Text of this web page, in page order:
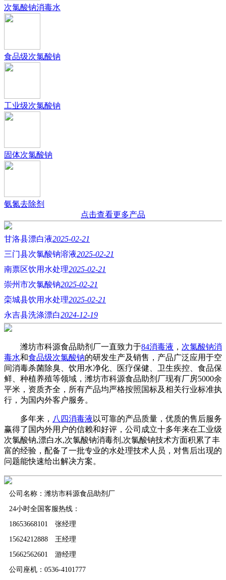
次氯酸钠消毒水
食品级次氯酸钠
工业级次氯酸钠
固体次氯酸钠
氨氮去除剂
点击查看更多产品
甘洛县漂白液2025-02-21
三门县次氯酸钠溶液2025-02-21
南票区饮用水处理2025-02-21
崇州市次氯酸钠2025-02-21
栾城县饮用水处理2025-02-21
永吉县洗涤漂白2024-12-19
潍坊市科源食品助剂厂一直致力于84消毒液 ， 次氯酸钠消
毒水和食品级次氯酸钠的研发生产及销售，产品广泛应用于空
间消毒杀菌除臭、饮用水净化、医疗保健、卫生疾控、食品保
鲜、种植养殖等领域，潍坊市科源食品助剂厂现有厂房5000余
平米，资质齐全，所有产品均严格按照国标及相关行业标准执
行，为国内外客户服务。
多年来， 八四消毒液 以可靠的产品质量，优质的售后服务
赢得了国内外用户的信赖和好评，公司成立十多年来在工业级
次氯酸钠,漂白水,次氯酸钠消毒剂,次氯酸钠技术方面积累了丰
富的经验，配备了一批专业的水处理技术人员，对售后出现的
问题能快速给出解决方案。
公司名称：潍坊市科源食品助剂厂
24小时全国客服热线：
18653668101 张经理
15624212888 王经理
15662562601 游经理
公司座机：0536-4101777